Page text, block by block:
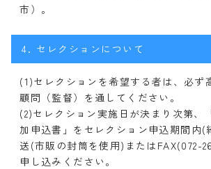
市）。
4. セレクションについて
(1)セレクションを希望する者は、必ず
顧問（監督）を通してください。
(2)セレクション実施日が決まり次第、
加申込書」をセレクション申込期間内(
送(市販の封筒を使用)またはFAX(072-
申し込みください。